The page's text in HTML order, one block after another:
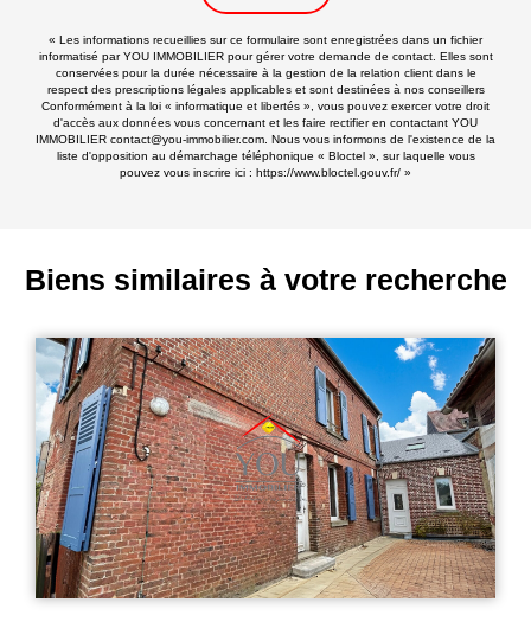
« Les informations recueillies sur ce formulaire sont enregistrées dans un fichier
informatisé par YOU IMMOBILIER pour gérer votre demande de contact. Elles sont
conservées pour la durée nécessaire à la gestion de la relation client dans le
respect des prescriptions légales applicables et sont destinées à nos conseillers
Conformément à la loi « informatique et libertés », vous pouvez exercer votre droit
d'accès aux données vous concernant et les faire rectifier en contactant YOU
IMMOBILIER contact@you-immobilier.com. Nous vous informons de l'existence de la
liste d'opposition au démarchage téléphonique « Bloctel », sur laquelle vous
pouvez vous inscrire ici : https://www.bloctel.gouv.fr/ »
Biens similaires à votre recherche